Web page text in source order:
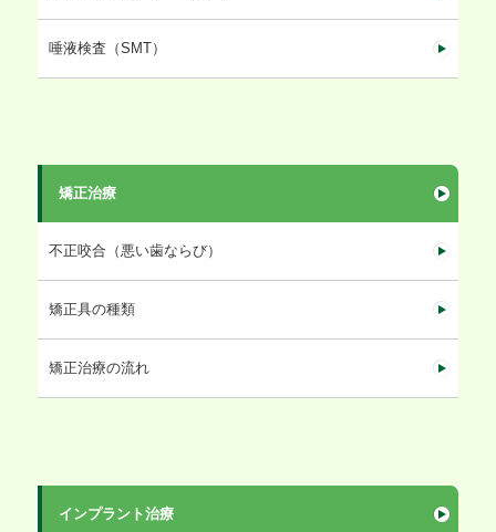
唾液検査（SMT）
矯正治療
不正咬合（悪い歯ならび）
矯正具の種類
矯正治療の流れ
インプラント治療